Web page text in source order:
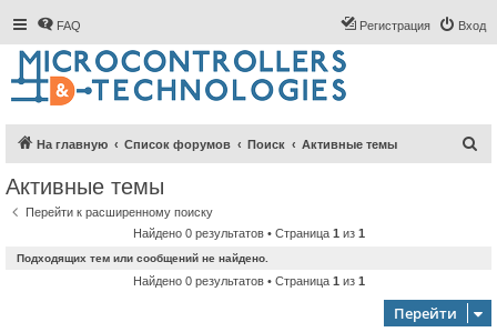
FAQ Вход
Регистрация
На главную Список форумов Поиск Активные темы
Активные темы
Перейти к расширенному поиску
Найдено 0 результатов • Страница 1 из 1
Подходящих тем или сообщений не найдено.
Найдено 0 результатов • Страница 1 из 1
Перейти